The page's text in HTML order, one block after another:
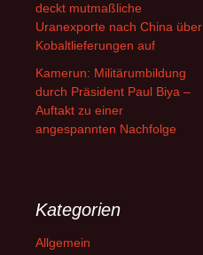
deckt mutmaßliche
Uranexporte nach China über
Kobaltlieferungen auf
Kamerun: Militärumbildung
durch Präsident Paul Biya –
Auftakt zu einer
angespannten Nachfolge
Kategorien
Allgemein